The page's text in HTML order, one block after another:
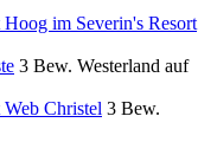
Hoog im Severin's Resort
3 Bew. Westerland auf
Web Christel 3 Bew.